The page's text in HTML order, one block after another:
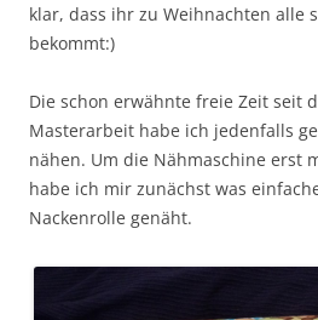
klar, dass ihr zu Weihnachten alle
bekommt:)
Die schon erwähnte freie Zeit seit
Masterarbeit habe ich jedenfalls
nähen. Um die Nähmaschine erst
habe ich mir zunächst was
Nackenrolle genäht.